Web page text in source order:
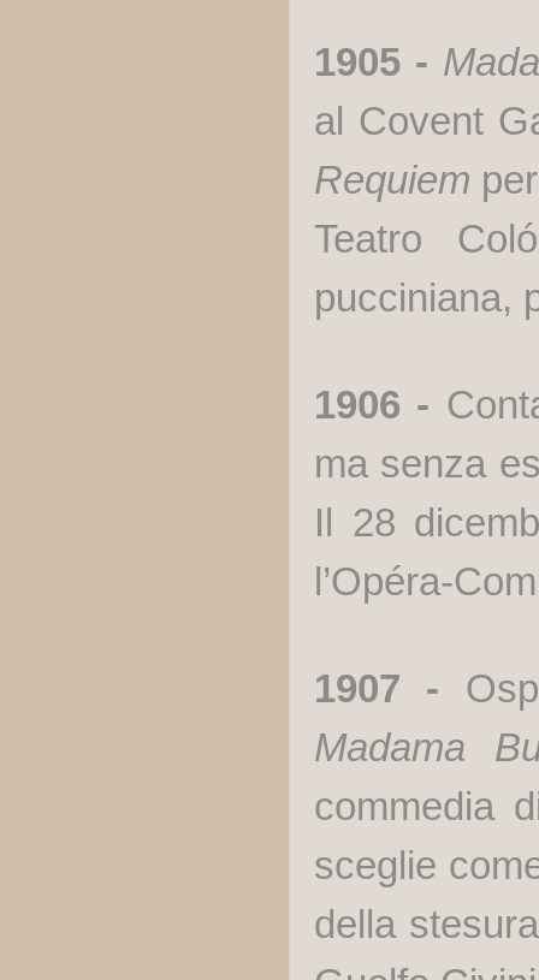
1905 -
al Covent
Requiem
Teatro
pucciniana,
1906 -
ma senza
Il 28
l’Opéra-
1907 -
Madama
commedia
sceglie
della